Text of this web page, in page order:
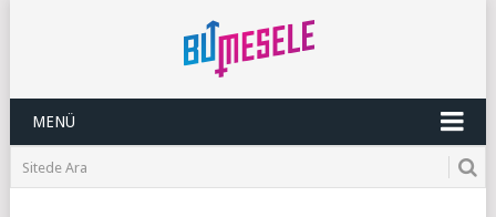
MENÜ